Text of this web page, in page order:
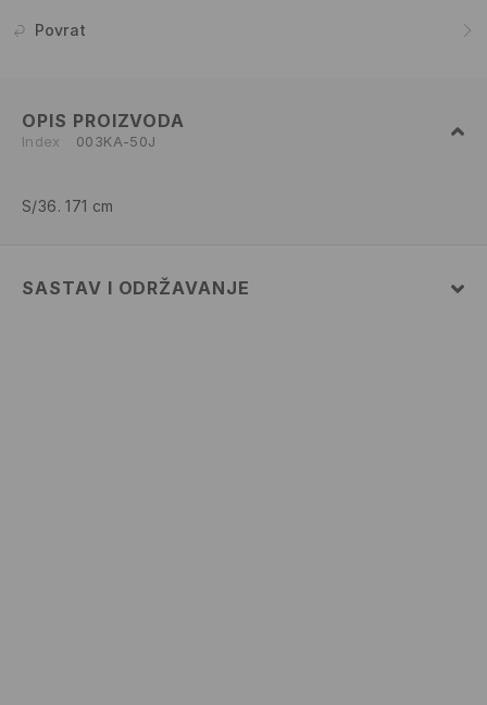
Povrat
OPIS PROIZVODA
Index 003KA-50J
S/36. 171 cm
SASTAV I ODRŽAVANJE